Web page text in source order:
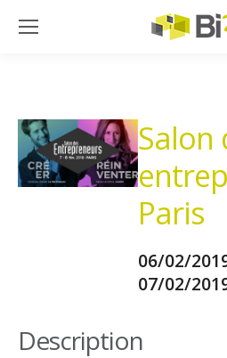
Salon
Paris
06/02/
07/02/
Description